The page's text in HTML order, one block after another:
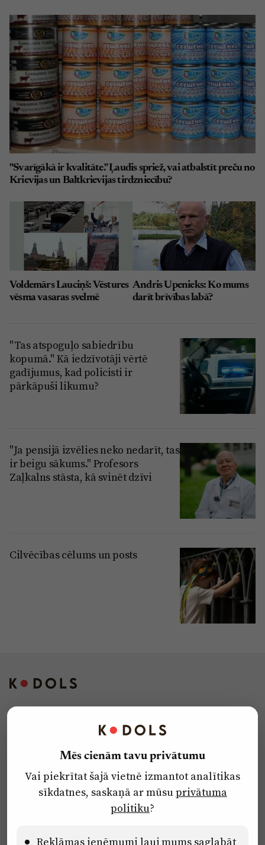
"Svarīgākā ir kvalitāte." Ļaudis spriež, vai atbalstīt preču no
Krievijas un Baltkrievijas tirdzniecību?
Voldemārs Lauciņš: Vēstures
vēsma vasaras svelmē
Andris Upenieks: Ko mums
darīt brīvības labā?
"Tas atspoguļo sabiedrību
kopumā." Kā iedzīvotāji vērtē
gadījumus, kad policisti ir
pārkāpuši likumu?
"Ja pensijā izvēlies neko nedarīt, tas
ir beigu sākums." Profesors
Zaļkalns stāsta, kā svinēt dzīvi
Cilvēcības cēlums un posts
Privātuma politika
Ētikas kodekss
Pārredzamības paziņojumi
Mēs cienām tavu privātumu
Vai piekrītat šajā vietnē izmantot analītikas
sīkdatnes, saskaņā ar mūsuprivātuma
politiku?
Reklāmas ieņēmumi ļauj mums saglabāt